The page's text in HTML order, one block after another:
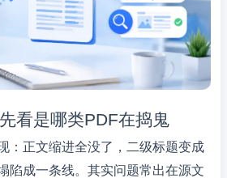
看是哪类PDF在捣鬼
：正文缩进全没了，二级标题变成
陷成一条线。其实问题常出在源文